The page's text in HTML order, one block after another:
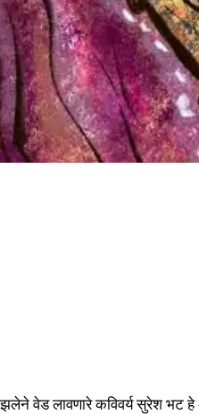
वेड लावणारे कविवर्य सुरेश भट